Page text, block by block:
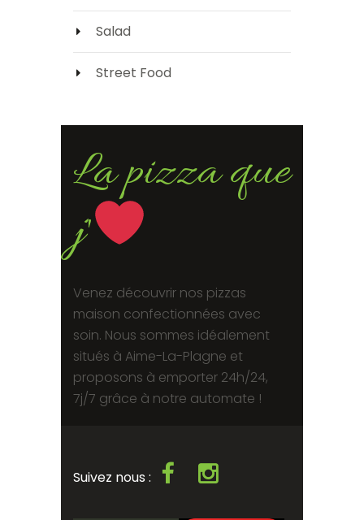
Salad
Street Food
La pizza que
j'
Venez découvrir nos pizzas
maison confectionnées avec
soin. Nous sommes idéalement
situés à Aime-La-Plagne et
proposons à emporter 24h/24,
7j/7 grâce à notre automate !
Suivez nous :